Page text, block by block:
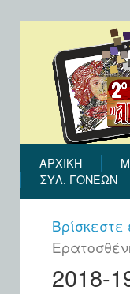
ΑΡΧΙΚΉ
ΣΎΛ. ΓΟΝΈΩΝ
Βρίσκεστε
2018-